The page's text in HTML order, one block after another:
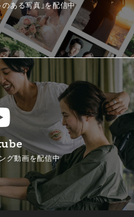
ある写真」を配信中
グ動画を配信中